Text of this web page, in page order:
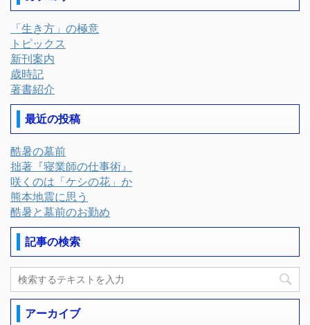
「生き方」の極意
トピックス
新刊案内
歳時記
著書紹介
最近の投稿
酷暑の墓前
拙著『寝業師の仕事術』
咲くのは「ケシの花」か
熊本地震に思う
酷暑と墓前のお勤め
記事の検索
アーカイブ